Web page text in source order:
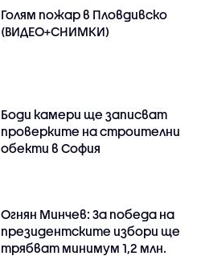
Голям пожар в Пловдивско
(ВИДЕО+СНИМКИ)
Боди камери ще записват
проверките на строителни
обекти в София
Огнян Минчев: За победа на
президентските избори ще
трябват минимум 1,2 млн.